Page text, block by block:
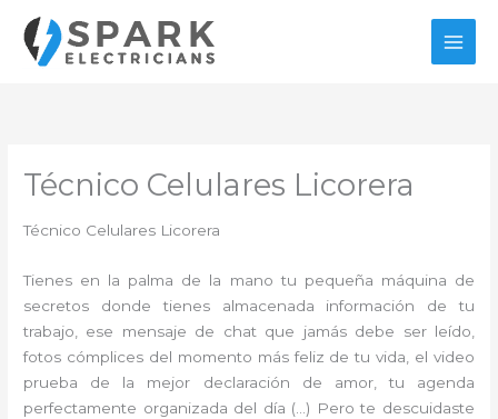
contenido
Técnico Celulares Licorera
Técnico Celulares Licorera
Tienes en la palma de la mano tu pequeña máquina de
secretos donde tienes almacenada información de tu
trabajo, ese mensaje de chat que jamás debe ser leído,
fotos cómplices del momento más feliz de tu vida, el video
prueba de la mejor declaración de amor, tu agenda
perfectamente organizada del día (…) Pero te descuidaste